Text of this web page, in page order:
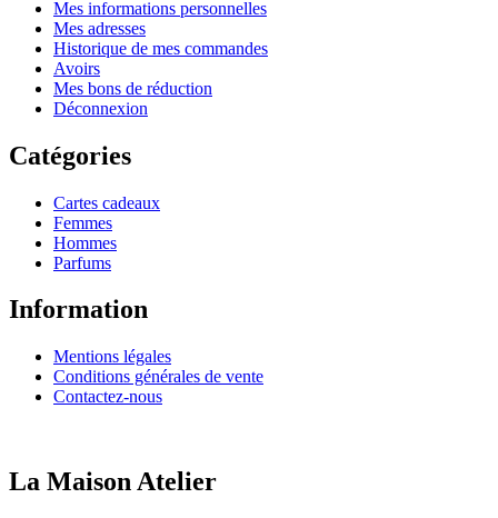
Mes informations personnelles
Mes adresses
Historique de mes commandes
Avoirs
Mes bons de réduction
Déconnexion
Catégories
Cartes cadeaux
Femmes
Hommes
Parfums
Information
Mentions légales
Conditions générales de vente
Contactez-nous
La Maison Atelier